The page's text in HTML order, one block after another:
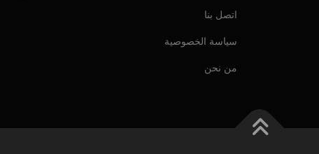
اتصل بنا
سياسة الخصوصية
من نحن